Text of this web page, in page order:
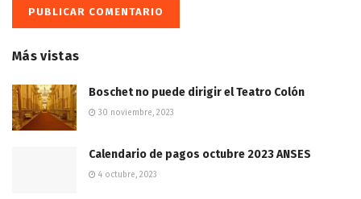
Más vistas
Boschet no puede dirigir el Teatro Colón
30 noviembre, 2023
Calendario de pagos octubre 2023 ANSES
4 octubre, 2023